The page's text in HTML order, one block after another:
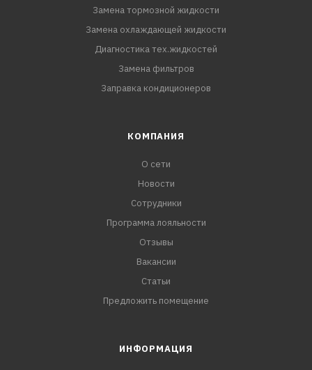
Замена тормозной жидкости
Замена охлаждающей жидкости
Диагностика тех.жидкостей
Замена фильтров
Заправка кондиционеров
КОМПАНИЯ
О сети
Новости
Сотрудники
Программа лояльности
Отзывы
Вакансии
Статьи
Предложить помещение
ИНФОРМАЦИЯ